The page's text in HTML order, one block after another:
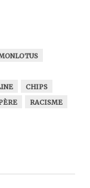
CHIPS
RACISME